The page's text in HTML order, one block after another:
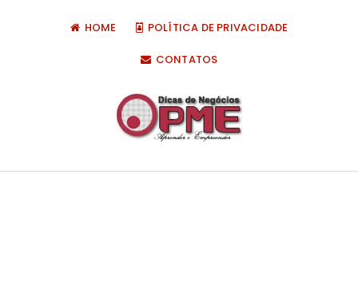
HOME POLÍTICA DE PRIVACIDADE
CONTATOS